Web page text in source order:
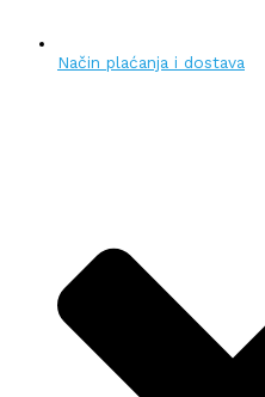
Način plaćanja i dostava